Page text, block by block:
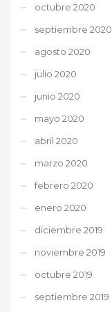
octubre 2020
septiembre 2020
agosto 2020
julio 2020
junio 2020
mayo 2020
abril 2020
marzo 2020
febrero 2020
enero 2020
diciembre 2019
noviembre 2019
octubre 2019
septiembre 2019